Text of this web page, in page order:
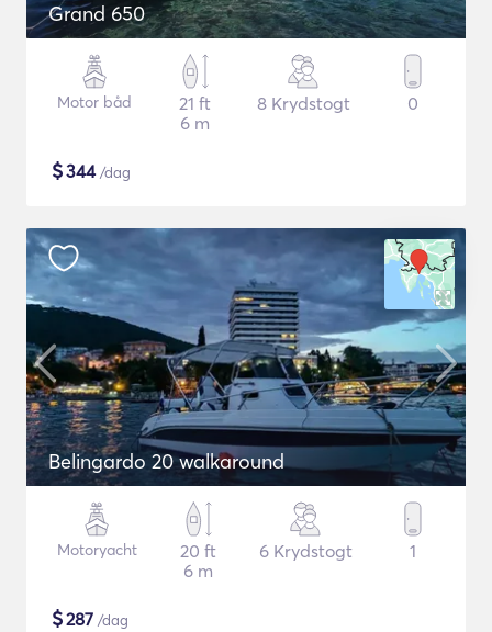
Grand 650
Motor båd
21 ft
6 m
8 Krydstogt 0
$344/dag
Belingardo 20 walkaround
Motoryacht
20 ft
6 m
6 Krydstogt 1
$287 /dag